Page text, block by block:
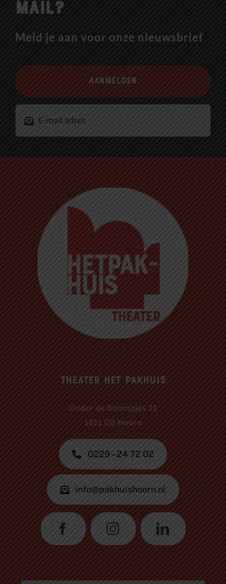
mail?
Meld je aan voor onze nieuwsbrief
Aanmelden
Theater Het Pakhuis
Onder de Boompjes 21
1621 GG Hoorn
0229 – 24 72 02
info@pakhuishoorn.nl